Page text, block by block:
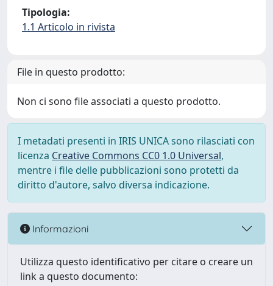
Tipologia:
1.1 Articolo in rivista
File in questo prodotto:
Non ci sono file associati a questo prodotto.
I metadati presenti in IRIS UNICA sono rilasciati con
licenza Creative Commons CC0 1.0 Universal,
mentre i file delle pubblicazioni sono protetti da
diritto d'autore, salvo diversa indicazione.
Informazioni
Utilizza questo identificativo per citare o creare un
link a questo documento: